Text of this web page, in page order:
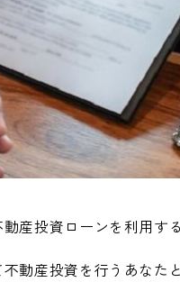
産投資ローンを利用す
動産投資を行うあなた